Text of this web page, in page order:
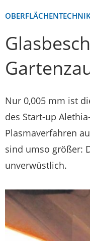
Nur 0,005 mm ist
des Start-up
Plasmaverfahren
sind umso größer:
unverwüstlich.